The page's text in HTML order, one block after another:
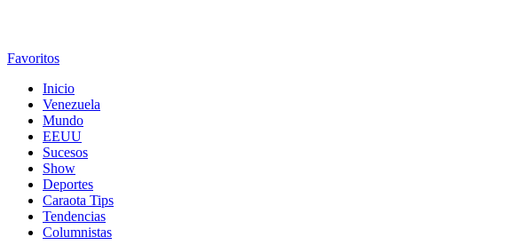
Favoritos
Inicio
Venezuela
Mundo
EEUU
Sucesos
Show
Deportes
Caraota Tips
Tendencias
Columnistas